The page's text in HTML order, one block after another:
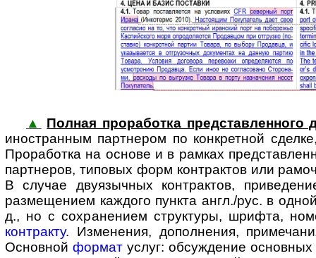
▲
Полная проработка представленного
ино­стран­ным партнером по конк­ретной
Проработка на основе и в рамках
партнеров, типовых форм контрактов или
В случае двуязычных контрактов,
размещением каждого пункта англ./рус. в
д., но с сохранением структуры, шрифта,
контракту. Изменения, дополнения,
Основнойформат услуг: обсуждение